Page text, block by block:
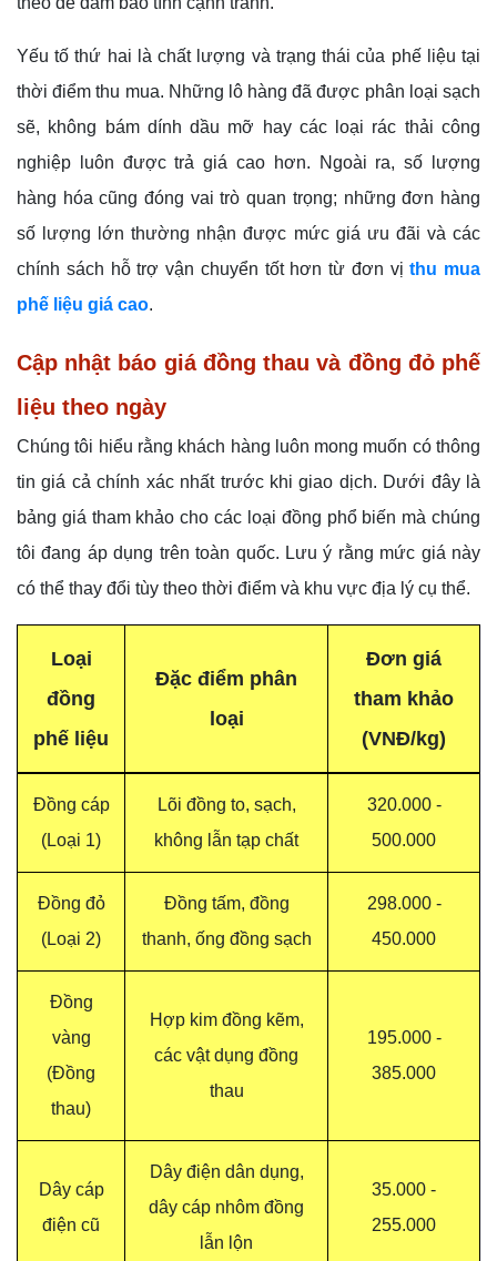
Yếu tố thứ hai là chất lượng và trạng thái của phế liệu tại
thời điểm thu mua. Những lô hàng đã được phân loại sạch
sẽ, không bám dính dầu mỡ hay các loại rác thải công
nghiệp luôn được trả giá cao hơn. Ngoài ra, số lượng
hàng hóa cũng đóng vai trò quan trọng; những đơn hàng
số lượng lớn thường nhận được mức giá ưu đãi và các
chính sách hỗ trợ vận chuyển tốt hơn từ đơn vịthu mua
phế liệu giá cao.
Cập nhật báo giá đồng thau và đồng đỏ phế
liệu theo ngày
Chúng tôi hiểu rằng khách hàng luôn mong muốn có thông
tin giá cả chính xác nhất trước khi giao dịch. Dưới đây là
bảng giá tham khảo cho các loại đồng phổ biến mà chúng
tôi đang áp dụng trên toàn quốc. Lưu ý rằng mức giá này
có thể thay đổi tùy theo thời điểm và khu vực địa lý cụ thể.
Loại
đồng
phế liệu
Đặc điểm phân
loại
Đơn giá
tham khảo
(VNĐ/kg)
Đồng cáp
(Loại 1)
Lõi đồng to, sạch,
không lẫn tạp chất
320.000 -
500.000
Đồng đỏ
(Loại 2)
Đồng tấm, đồng
thanh, ống đồng sạch
298.000 -
450.000
Đồng
vàng
(Đồng
thau)
Hợp kim đồng kẽm,
các vật dụng đồng
thau
195.000 -
385.000
Dây cáp
điện cũ
Dây điện dân dụng,
dây cáp nhôm đồng
lẫn lộn
35.000 -
255.000